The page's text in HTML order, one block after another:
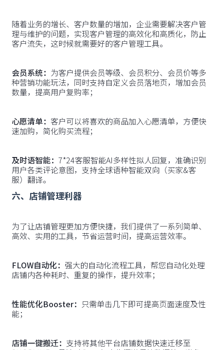
随着业务的增长、客户数量的增加，企业需要解决客户管
理与维护的问题，实现客户管理的高效化和高质化，防止
客户流失，这时候就需要好的客户管理工具。
会员系统： 为客户提供会员等级、会员积分、会员价等多
种营销功能玩法，同时支持自定义会员落地页，增加会员
数量，提高用户复购率；
心愿清单： 客户可以将喜欢的商品加入心愿清单，方便快
速加购，简化购买流程；
及时语智能： 7*24客服智能AI多样性拟人回复，准确识别
用户各类评论意图，支持全球语种智能双向（买家&客
服）翻译。
六、店铺管理利器
为了让店铺管理更加方便快捷，我们提供了一系列简单、
高效、实用的工具，节省运营时间，提高运营效率。
FLOW自动化： 强大的自动化流程工具，帮您自动化处理
店铺内各种耗时、重复的操作，提升效率；
性能优化Booster： 只需单击几下即可提高页面速度及性
能；
店铺一键搬迁： 支持将其他平台店铺数据快速迁移至